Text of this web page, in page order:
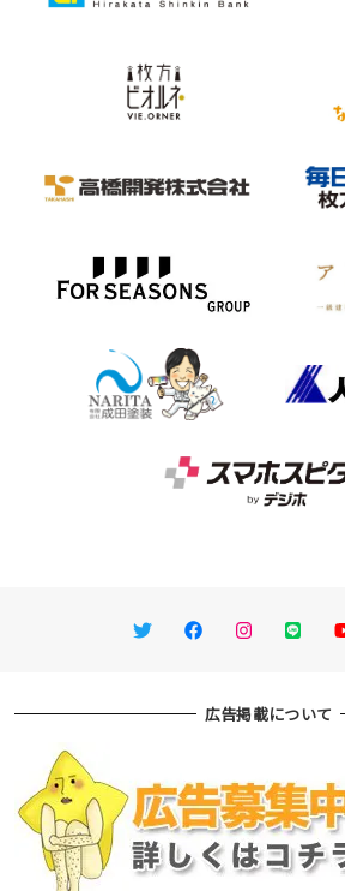
TwitterFacebookInstagram
LINE
広告掲載について